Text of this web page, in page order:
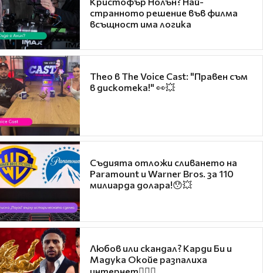
странното решение във филма
всъщност има логика
Theo в The Voice Cast: "Правен съм
в дискотека!" 👀💥
Съдията отложи сливането на
Paramount и Warner Bros. за 110
милиарда долара!😯💥
Любов или скандал? Карди Би и
Мадука Окойе разпалиха